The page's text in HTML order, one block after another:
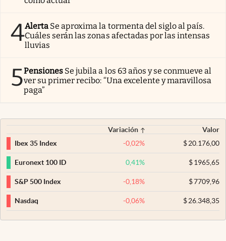
4Alerta Se aproxima la tormenta del siglo al país.
Cuáles serán las zonas afectadas por las intensas
lluvias
5Pensiones Se jubila a los 63 años y se conmueve al
ver su primer recibo: “Una excelente y maravillosa
paga”
Variación
Valor
Ibex 35 Index
-0,02% $20.176,00
Euronext 100 ID 0,41% $1965,65
S&P 500 Index -0,18% $7709,96
Nasdaq -0,06% $26.348,35